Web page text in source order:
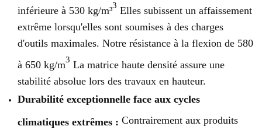
inférieure à 530 kg/m³3 Elles subissent un affaissement
extrême lorsqu'elles sont soumises à des charges
d'outils maximales. Notre résistance à la flexion de 580
à 650 kg/m3 La matrice haute densité assure une
stabilité absolue lors des travaux en hauteur.
Durabilité exceptionnelle face aux cycles
climatiques extrêmes : Contrairement aux produits